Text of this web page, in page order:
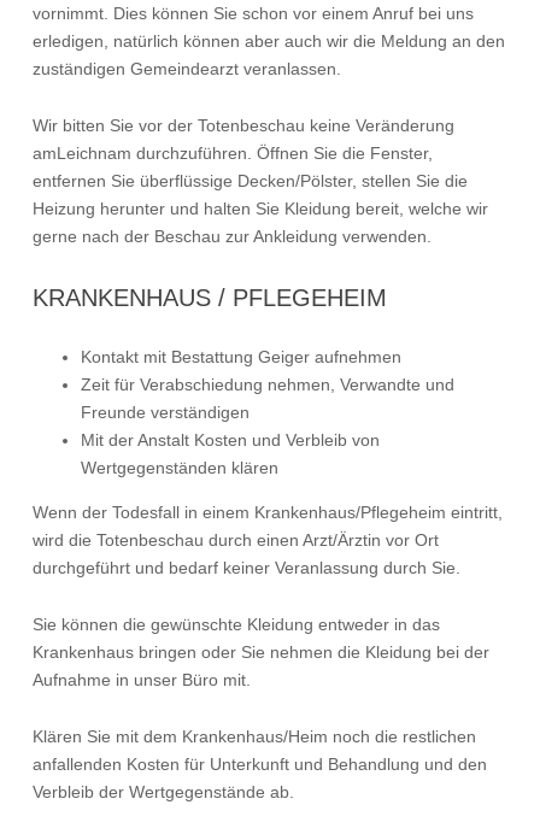
vornimmt. Dies können Sie schon vor einem Anruf bei uns
erledigen, natürlich können aber auch wir die Meldung an den
zuständigen Gemeindearzt veranlassen.
Wir bitten Sie vor der Totenbeschau keine Veränderung
amLeichnam durchzuführen. Öffnen Sie die Fenster,
entfernen Sie überflüssige Decken/Pölster, stellen Sie die
Heizung herunter und halten Sie Kleidung bereit, welche wir
gerne nach der Beschau zur Ankleidung verwenden.
KRANKENHAUS / PFLEGEHEIM
Kontakt mit Bestattung Geiger aufnehmen
Zeit für Verabschiedung nehmen, Verwandte und
Freunde verständigen
Mit der Anstalt Kosten und Verbleib von
Wertgegenständen klären
Wenn der Todesfall in einem Krankenhaus/Pflegeheim eintritt,
wird die Totenbeschau durch einen Arzt/Ärztin vor Ort
durchgeführt und bedarf keiner Veranlassung durch Sie.
Sie können die gewünschte Kleidung entweder in das
Krankenhaus bringen oder Sie nehmen die Kleidung bei der
Aufnahme in unser Büro mit.
Klären Sie mit dem Krankenhaus/Heim noch die restlichen
anfallenden Kosten für Unterkunft und Behandlung und den
Verbleib der Wertgegenstände ab.